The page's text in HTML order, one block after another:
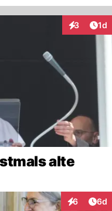
3 1d
alte
6 6d